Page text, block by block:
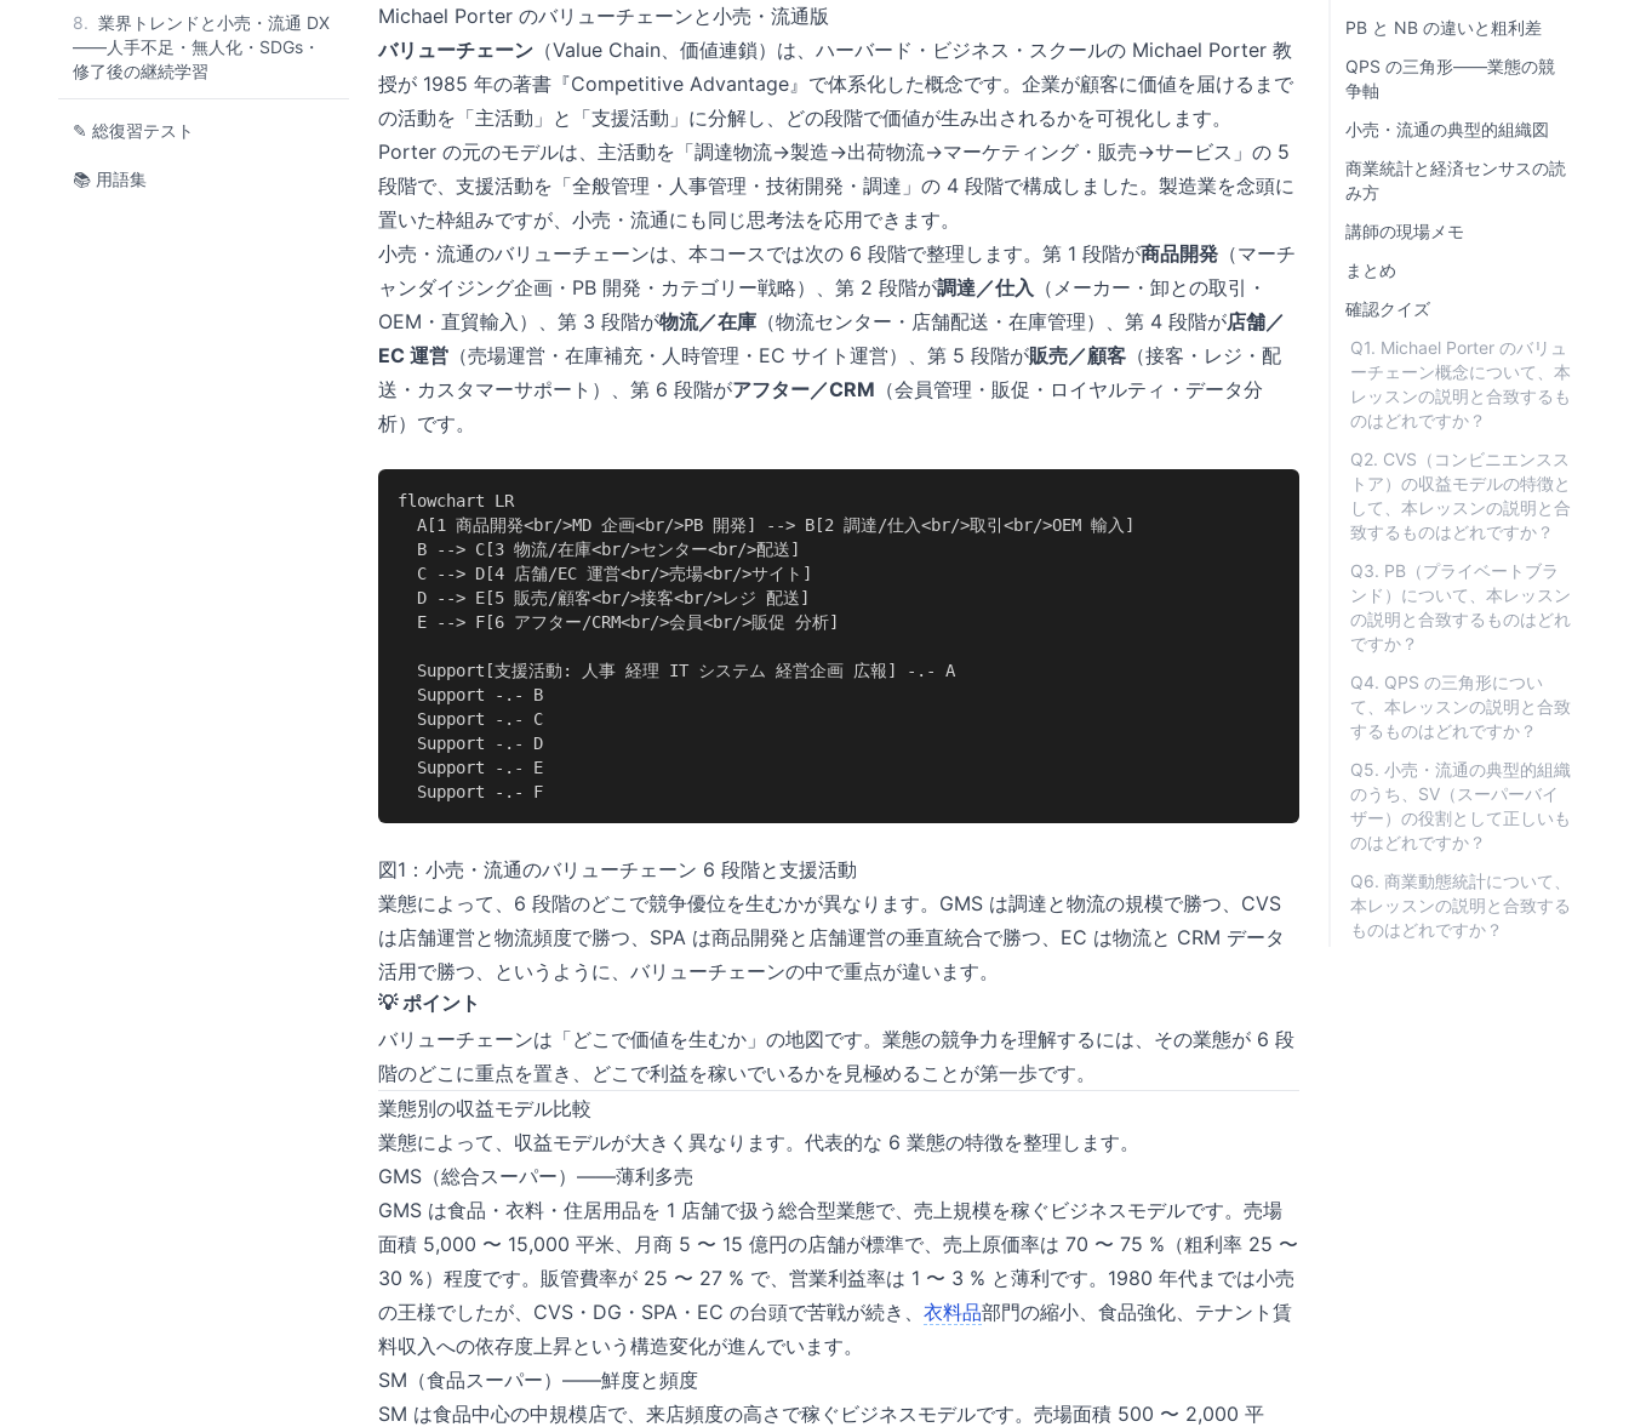
8. 業界トレンドと小売・流通 DX
——人手不足・無人化・SDGs・
修了後の継続学習
✎ 総復習テスト
📚 用語集
Michael Porter のバリューチェーンと小売・流通版
バリューチェーン （Value Chain、価値連鎖）は、ハーバード・ビジネス・スクールの Michael Porter 教
授が 1985 年の著書『Competitive Advantage』で体系化した概念です。企業が顧客に価値を届けるまで
の活動を「主活動」と「支援活動」に分解し、どの段階で価値が生み出されるかを可視化します。
Porter の元のモデルは、主活動を「調達物流→製造→出荷物流→マーケティング・販売→サービス」の 5
段階で、支援活動を「全般管理・人事管理・技術開発・調達」の 4 段階で構成しました。製造業を念頭に
置いた枠組みですが、小売・流通にも同じ思考法を応用できます。
小売・流通のバリューチェーンは、本コースでは次の 6 段階で整理します。第 1 段階が商品開発 （マーチ
ャンダイジング企画・PB 開発・カテゴリー戦略）、第 2 段階が調達／仕入 （メーカー・卸との取引・
OEM・直貿輸入）、第 3 段階が物流／在庫 （物流センター・店舗配送・在庫管理）、第 4 段階が店舗／
EC 運営 （売場運営・在庫補充・人時管理・EC サイト運営）、第 5 段階が販売／顧客 （接客・レジ・配
送・カスタマーサポート）、第 6 段階がアフター／CRM （会員管理・販促・ロイヤルティ・データ分
析）です。
flowchart LR
  A[1 商品開発<br/>MD 企画<br/>PB 開発] --> B[2 調達/仕入<br/>取引<br/>OEM 輸入]
  B --> C[3 物流/在庫<br/>センター<br/>配送]
  C --> D[4 店舗/EC 運営<br/>売場<br/>サイト]
  D --> E[5 販売/顧客<br/>接客<br/>レジ 配送]
  E --> F[6 アフター/CRM<br/>会員<br/>販促 分析]
  Support[支援活動: 人事 経理 IT システム 経営企画 広報] -.- A
  Support -.- B
  Support -.- C
  Support -.- D
  Support -.- E
  Support -.- F
図1：小売・流通のバリューチェーン 6 段階と支援活動
業態によって、6 段階のどこで競争優位を生むかが異なります。GMS は調達と物流の規模で勝つ、CVS
は店舗運営と物流頻度で勝つ、SPA は商品開発と店舗運営の垂直統合で勝つ、EC は物流と CRM データ
活用で勝つ、というように、バリューチェーンの中で重点が違います。
💡 ポイント
バリューチェーンは「どこで価値を生むか」の地図です。業態の競争力を理解するには、その業態が 6 段
階のどこに重点を置き、どこで利益を稼いでいるかを見極めることが第一歩です。
業態別の収益モデル比較
業態によって、収益モデルが大きく異なります。代表的な 6 業態の特徴を整理します。
GMS（総合スーパー）——薄利多売
GMS は食品・衣料・住居用品を 1 店舗で扱う総合型業態で、売上規模を稼ぐビジネスモデルです。売場
面積 5,000 〜 15,000 平米、月商 5 〜 15 億円の店舗が標準で、売上原価率は 70 〜 75 %（粗利率 25 〜
30 %）程度です。販管費率が 25 〜 27 % で、営業利益率は 1 〜 3 % と薄利です。1980 年代までは小売
の王様でしたが、CVS・DG・SPA・EC の台頭で苦戦が続き、 衣料品部門の縮小、食品強化、テナント賃
料収入への依存度上昇という構造変化が進んでいます。
SM（食品スーパー）——鮮度と頻度
SM は食品中心の中規模店で、来店頻度の高さで稼ぐビジネスモデルです。売場面積 500 〜 2,000 平
PB と NB の違いと粗利差
QPS の三角形——業態の競
争軸
小売・流通の典型的組織図
商業統計と経済センサスの読
み方
講師の現場メモ
まとめ
確認クイズ
Q1. Michael Porter のバリュ
ーチェーン概念について、本
レッスンの説明と合致するも
のはどれですか？
Q2. CVS（コンビニエンスス
トア）の収益モデルの特徴と
して、本レッスンの説明と合
致するものはどれですか？
Q3. PB（プライベートブラ
ンド）について、本レッスン
の説明と合致するものはどれ
ですか？
Q4. QPS の三角形につい
て、本レッスンの説明と合致
するものはどれですか？
Q5. 小売・流通の典型的組織
のうち、SV（スーパーバイ
ザー）の役割として正しいも
のはどれですか？
Q6. 商業動態統計について、
本レッスンの説明と合致する
ものはどれですか？